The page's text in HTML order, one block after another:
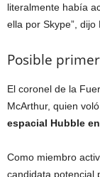
literalmente había
ella por Skype”, dijo
Posible
El coronel de la
McArthur, quien
espacial Hubble
Como miembro
candidata potencial